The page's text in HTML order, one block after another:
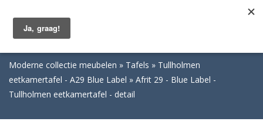
Moderne collectie meubelen Tafels
Tullholmen
eetkamertafel - A29 Blue Label
Afrit 29 - Blue Label -
Tullholmen eetkamertafel - detail